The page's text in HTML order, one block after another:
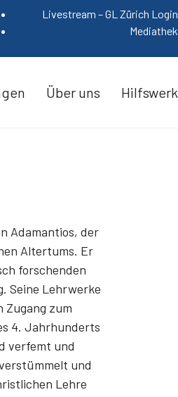
Livestream – GL Zürich Login
Mediathek
Über uns Hilfswerk
Adamantios, der
Altertums. Er
forschenden
Seine Lehrwerke
zum
4. Jahrhunderts
verfemt und
und
Lehre